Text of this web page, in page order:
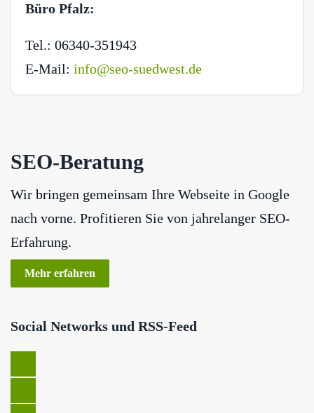
Büro Pfalz:
Tel.: 06340-351943
E-Mail: info@seo-suedwest.de
SEO-Beratung
Wir bringen gemeinsam Ihre Webseite in Google
nach vorne. Profitieren Sie von jahrelanger SEO-
Erfahrung.
Mehr erfahren
Social Networks und RSS-Feed